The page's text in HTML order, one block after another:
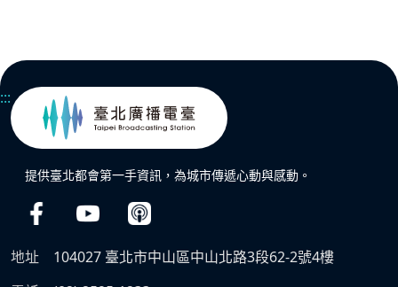
:::
提供臺北都會第一手資訊，為城市傳遞心動與感動。
地址
104027 臺北市中山區中山北路3段62-2號4樓